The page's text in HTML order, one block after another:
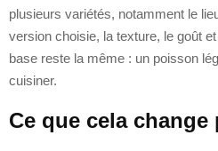
plusieurs variétés, notamment le
version choisie, la texture, le goût
base reste la même : un poisson
cuisiner.
Ce que cela change